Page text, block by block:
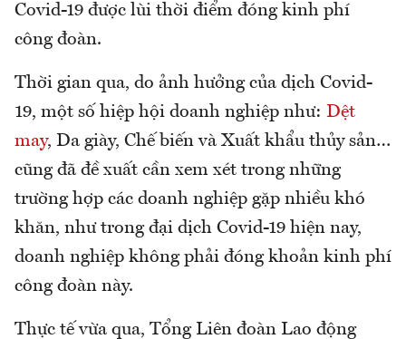
Covid-19 được lùi thời điểm đóng kinh phí
công đoàn.
Thời gian qua, do ảnh hưởng của dịch Covid-
19, một số hiệp hội doanh nghiệp như: Dệt
may, Da giày, Chế biến và Xuất khẩu thủy sản…
cũng đã đề xuất cần xem xét trong những
trường hợp các doanh nghiệp gặp nhiều khó
khăn, như trong đại dịch Covid-19 hiện nay,
doanh nghiệp không phải đóng khoản kinh phí
công đoàn này.
Thực tế vừa qua, Tổng Liên đoàn Lao động